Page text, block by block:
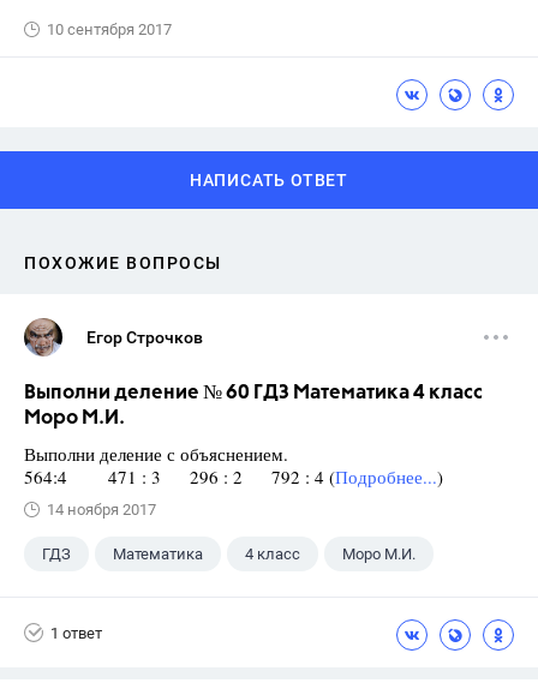
10 сентября 2017
НАПИСАТЬ ОТВЕТ
ПОХОЖИЕ ВОПРОСЫ
Егор Строчков
Выполни деление № 60 ГДЗ Математика 4 класс
Моро М.И.
Выполни деление с объяснением.
564:4 471 : 3 296 : 2 792 : 4 (Подробнее...)
14 ноября 2017
ГДЗ Математика 4 класс Моро М.И.
1 ответ